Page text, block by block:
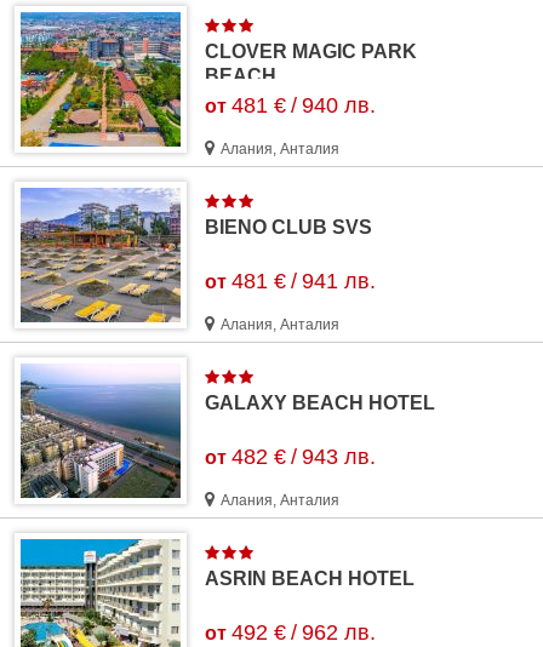
CLOVER MAGIC PARK
BEACH
от 481 € / 940 лв.
Алания, Анталия
BIENO CLUB SVS
от 481 € / 941 лв.
Алания, Анталия
GALAXY BEACH HOTEL
от 482 € / 943 лв.
Алания, Анталия
ASRIN BEACH HOTEL
от 492 € / 962 лв.